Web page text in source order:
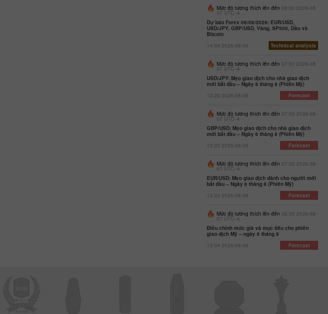
Mức độ tương thích lên đến 08:00 2026-08-
07 UTC--4
Dự báo Forex 06/08/2026: EUR/USD,
USD/JPY, GBP/USD, Vàng, SP500, Dầu và
Bitcoin
14:59 2026-08-06
Technical analysis
Mức độ tương thích lên đến 07:00 2026-08-
07 UTC--4
USD/JPY: Mẹo giao dịch cho nhà giao dịch
mới bắt đầu – Ngày 6 tháng 8 (Phiên Mỹ)
13:20 2026-08-06
Forecast
Mức độ tương thích lên đến 07:00 2026-08-
07 UTC--4
GBP/USD: Mẹo giao dịch cho nhà giao dịch
mới bắt đầu – Ngày 6 tháng 8 (Phiên Mỹ)
13:20 2026-08-06
Forecast
Mức độ tương thích lên đến 07:00 2026-08-
07 UTC--4
EUR/USD: Mẹo giao dịch dành cho người mới
bắt đầu – Ngày 6 tháng 8 (Phiên Mỹ)
13:20 2026-08-06
Forecast
Mức độ tương thích lên đến 06:00 2026-08-
07 UTC--4
Điều chỉnh mức giá và mục tiêu cho phiên
giao dịch Mỹ – ngày 6 tháng 8
13:04 2026-08-06
Forecast